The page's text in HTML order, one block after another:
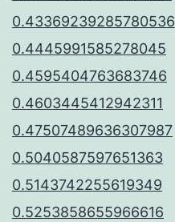
0.43369239285780536
0.4445991585278045
0.4595404763683746
0.4603445412942311
0.47507489636307987
0.5040587597651363
0.5143742255619349
0.5253858655966616